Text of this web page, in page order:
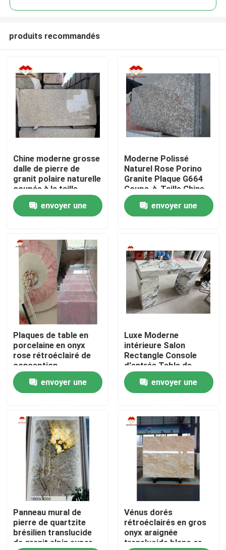
À la maison
Produits
À propos de nous
Visite de l'usine
Contrôle de la qualité
Nous contacter
Nouvelles
Les affaires
Demandez un devis
Dalles en pierre de granit
produits recommandés
Chine moderne grosse
dalle de pierre de
granit polaire naturelle
coupée à la taille
chinoise rose porno
rose dalle de granit
envoyer une
Moderne Polissé
Naturel Rose Porino
Granite Plaque G664
Coupe-à-Taille Chine
Rose Porno Rosa Prix
envoyer une
Plaques de table en
porcelaine en onyx
rose rétroéclairé de
conception
géométrique rose clair
prix en gros escaliers
translucides en onyx
envoyer une
Luxe Moderne
intérieure Salon
Rectangle Console
d'entrée Table de
marbre polonais Italie
Arabescato Marbre
Plinth Stand Marbre
envoyer une
Panneau mural de
pierre de quartzite
brésilien translucide
de granit alpin super
Vénus dorés
rétroéclairés en gros
onyx araignée
translucide blanc or